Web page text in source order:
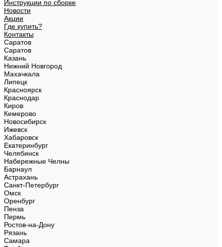
Инструкции по сборке
Новости
Акции
Где купить?
Контакты
Саратов
Саратов
Казань
Нижний Новгород
Махачкала
Липецк
Красноярск
Краснодар
Киров
Кемерово
Новосибирск
Ижевск
Хабаровск
Екатеринбург
Челябинск
Набережные Челны
Барнаул
Астрахань
Санкт-Петербург
Омск
Оренбург
Пенза
Пермь
Ростов-на-Дону
Рязань
Самара